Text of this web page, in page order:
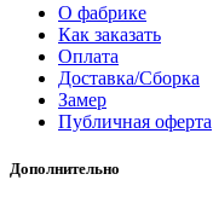
О фабрике
Как заказать
Оплата
Доставка/Сборка
Замер
Публичная оферта
Дополнительно